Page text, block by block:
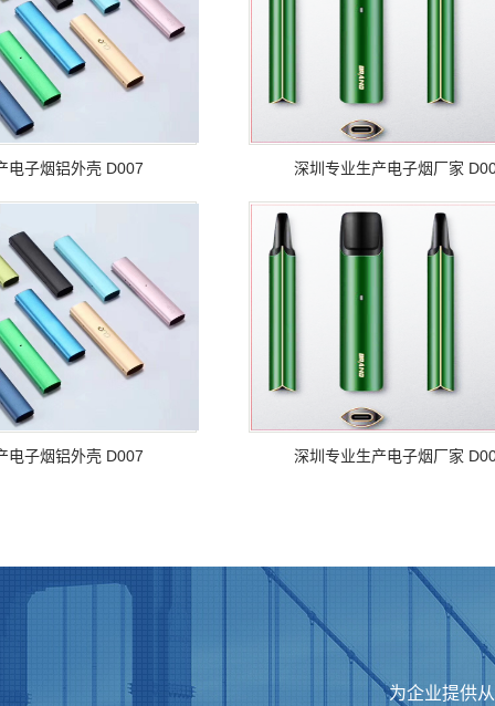
外壳 D007 深圳专业生产电子烟厂家 D006
外壳 D007 深圳专业生产电子烟厂家 D006
为企业提供